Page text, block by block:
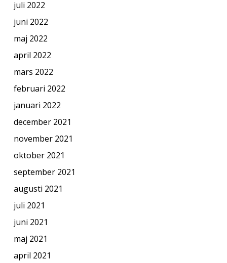
juli 2022
juni 2022
maj 2022
april 2022
mars 2022
februari 2022
januari 2022
december 2021
november 2021
oktober 2021
september 2021
augusti 2021
juli 2021
juni 2021
maj 2021
april 2021